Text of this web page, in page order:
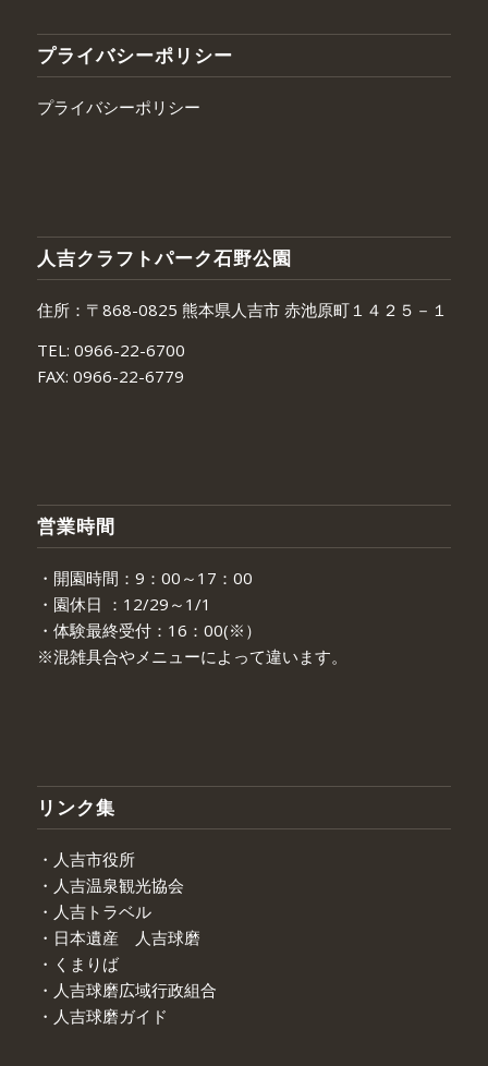
プライバシーポリシー
プライバシーポリシー
人吉クラフトパーク石野公園
住所：〒868-0825 熊本県人吉市 赤池原町１４２５－１
TEL: 0966-22-6700
FAX: 0966-22-6779
営業時間
・開園時間：9：00～17：00
・園休日 ：12/29～1/1
・体験最終受付：16：00(※）
※混雑具合やメニューによって違います。
リンク集
・人吉市役所
・人吉温泉観光協会
・人吉トラベル
・日本遺産 人吉球磨
・くまりば
・人吉球磨広域行政組合
・人吉球磨ガイド